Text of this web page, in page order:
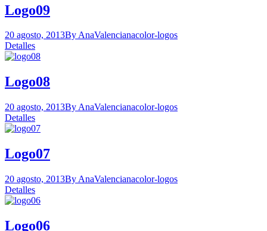
Logo09
20 agosto, 2013By AnaValencianacolor-logos
Detalles
Logo08
20 agosto, 2013By AnaValencianacolor-logos
Detalles
Logo07
20 agosto, 2013By AnaValencianacolor-logos
Detalles
Logo06